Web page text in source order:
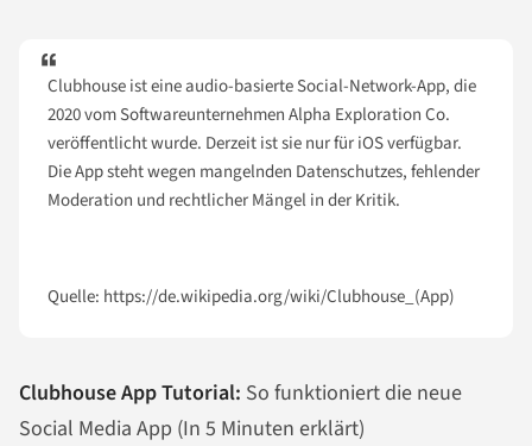
Clubhouse ist eine audio-basierte Social-Network-App, die
2020 vom Softwareunternehmen Alpha Exploration Co.
veröffentlicht wurde. Derzeit ist sie nur für iOS verfügbar.
Die App steht wegen mangelnden Datenschutzes, fehlender
Moderation und rechtlicher Mängel in der Kritik.
Quelle: https://de.wikipedia.org/wiki/Clubhouse_(App)
Clubhouse App Tutorial: So funktioniert die neue
Social Media App (In 5 Minuten erklärt)